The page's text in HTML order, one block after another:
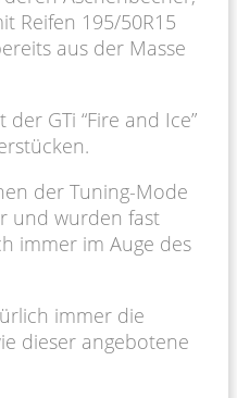
Reifen 195/50R15
aus der Masse
GTi “Fire and Ice”
der Tuning-Mode
und wurden fast
immer im Auge des
immer die
dieser angebotene